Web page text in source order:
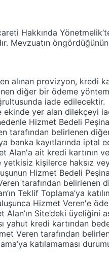
Hakkında
Mevzuatın
alınan provizyon, kredi
diğer bir ödeme
iade edilecektir.
ekinde yer alan dilekçeyi
Hizmet Bedeli
tarafından belirlenen
banka kayıtlarında iptal
Alan'a ait kredi kartının
yetkisiz kişilerce haksız
Hizmet Bedeli
tarafından belirlenen
Teklif Toplama’ya
Hizmet Veren'e
Site’deki üyeliğini
yahut kredi kartından
Veren tarafından
katılamaması